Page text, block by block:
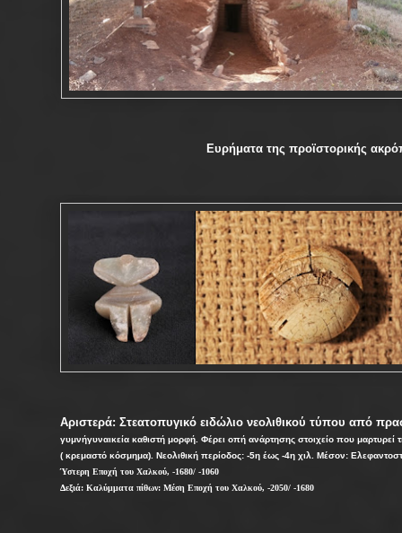
Ευρήματα της προϊστορικής
Αριστερά: Στεατοπυγικό ειδώλιο νεολιθικού τύπου από
γυμνήγυναικεία καθιστή μορφή. Φέρει οπή ανάρτησης στοιχείο που
( κρεμαστό κόσμημα). Νεολιθική περίοδος: -5η έως -4η χιλ. Μέσον:
Ύστερη Εποχή του Χαλκού, -1680/ -1060
Δεξιά: Καλύμματα πίθων: Μέση Εποχή του Χαλκού, -2050/ -1680